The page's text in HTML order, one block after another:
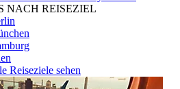
NACH REISEZIEL
Reiseziele sehen